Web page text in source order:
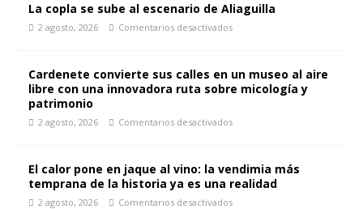
La copla se sube al escenario de Aliaguilla
2 agosto, 2026 Comentarios desactivados
Cardenete convierte sus calles en un museo al aire
libre con una innovadora ruta sobre micología y
patrimonio
2 agosto, 2026 Comentarios desactivados
El calor pone en jaque al vino: la vendimia más
temprana de la historia ya es una realidad
2 agosto, 2026 Comentarios desactivados